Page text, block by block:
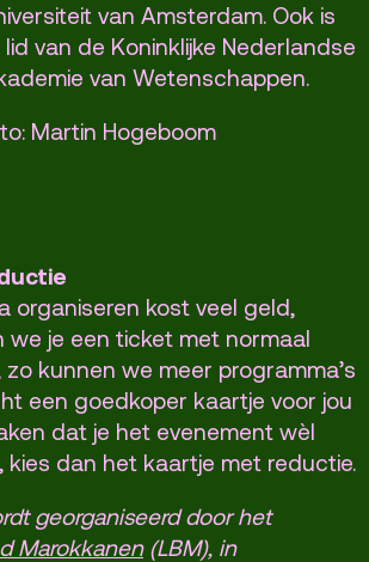
van Amsterdam. Ook is
lid van de Koninklijke Nederlandse
van Wetenschappen.
Martin Hogeboom
organiseren kost veel geld,
we je een ticket met normaal
kunnen we meer programma’s
een goedkoper kaartje voor jou
dat je het evenement wèl
kies dan het kaartje met reductie.
georganiseerd door het
Marokkanen(LBM), in